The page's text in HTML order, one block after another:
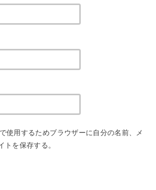
使用するためブラウザーに自分の名前、メ
を保存する。